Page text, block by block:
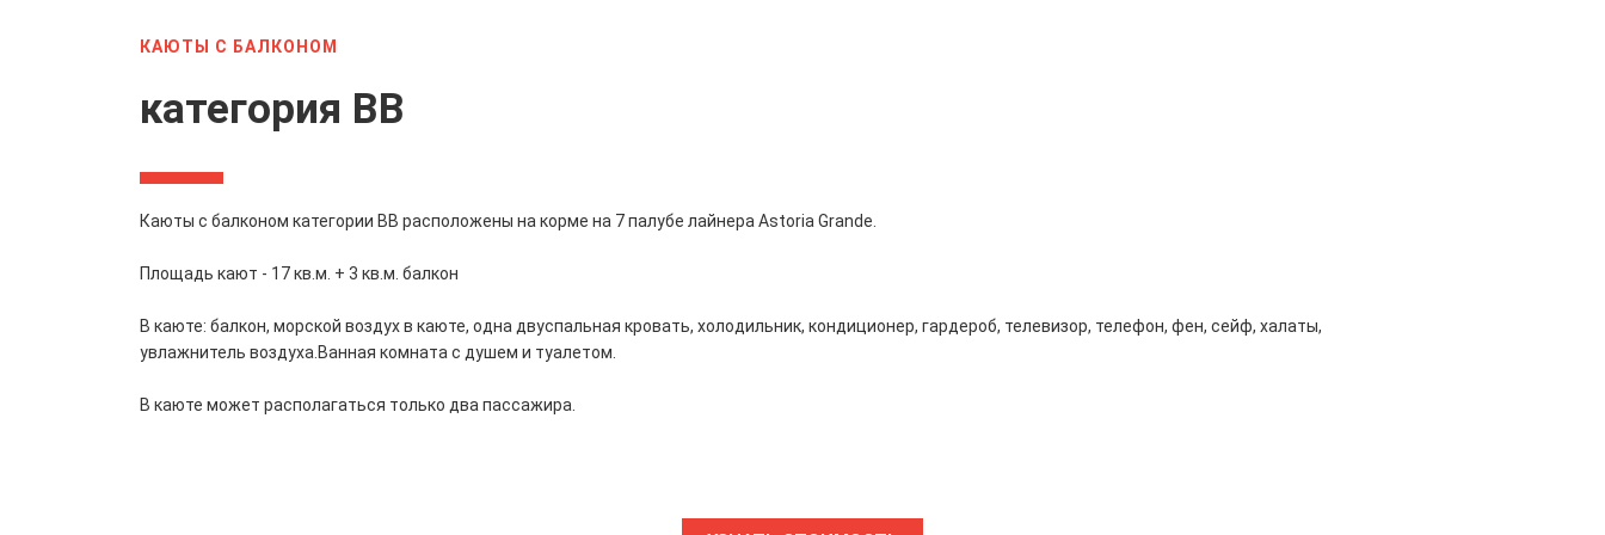
КАЮТЫ С БАЛКОНОМ
категория BB
Каюты с балконом категории BB расположены на корме на 7 палубе лайнера Astoria Grande.
Площадь кают - 17 кв.м. + 3 кв.м. балкон
В каюте: балкон, морской воздух в каюте, одна двуспальная кровать, холодильник, кондиционер, гардероб, телевизор, телефон, фен, сейф, халаты,
увлажнитель воздуха.Ванная комната с душем и туалетом.
В каюте может располагаться только два пассажира.